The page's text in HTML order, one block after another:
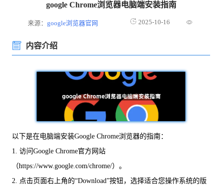
google Chrome浏览器电脑端安装指南
来源：google浏览器官网 2025-10-16
内容介绍
以下是在电脑端安装Google Chrome浏览器的指南：
1. 访问Google Chrome官方网站
（https://www.google.com/chrome/）。
2. 点击页面右上角的“Download”按钮，选择适合您操作系统的版